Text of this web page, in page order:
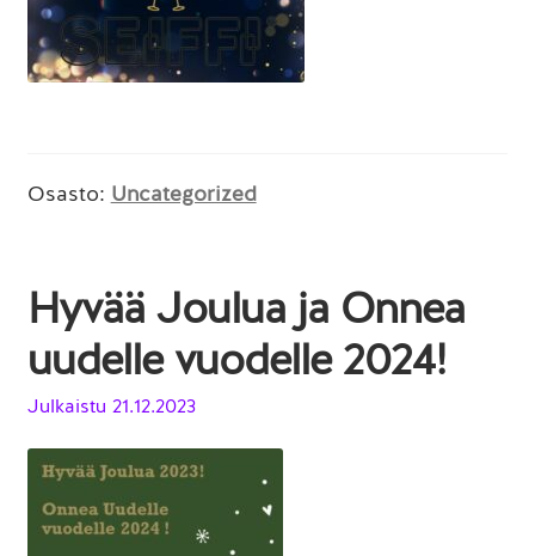
Osasto: Uncategorized
Hyvää Joulua ja Onnea
uudelle vuodelle 2024!
Julkaistu 21.12.2023